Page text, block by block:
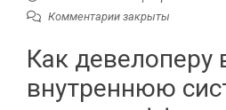
Комментарии закрыты
Как девелоперу
внутреннюю